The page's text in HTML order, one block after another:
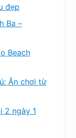
đẹp
Ba –
Beach
Ăn chơi từ
2 ngày 1